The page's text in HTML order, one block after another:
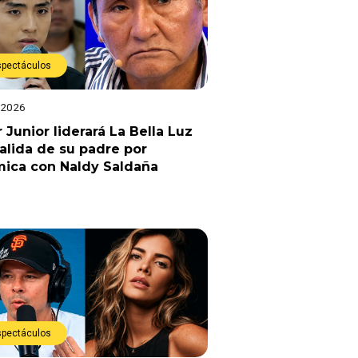
Junior liderará La Bella Luz
de su padre por
con Naldy Saldaña